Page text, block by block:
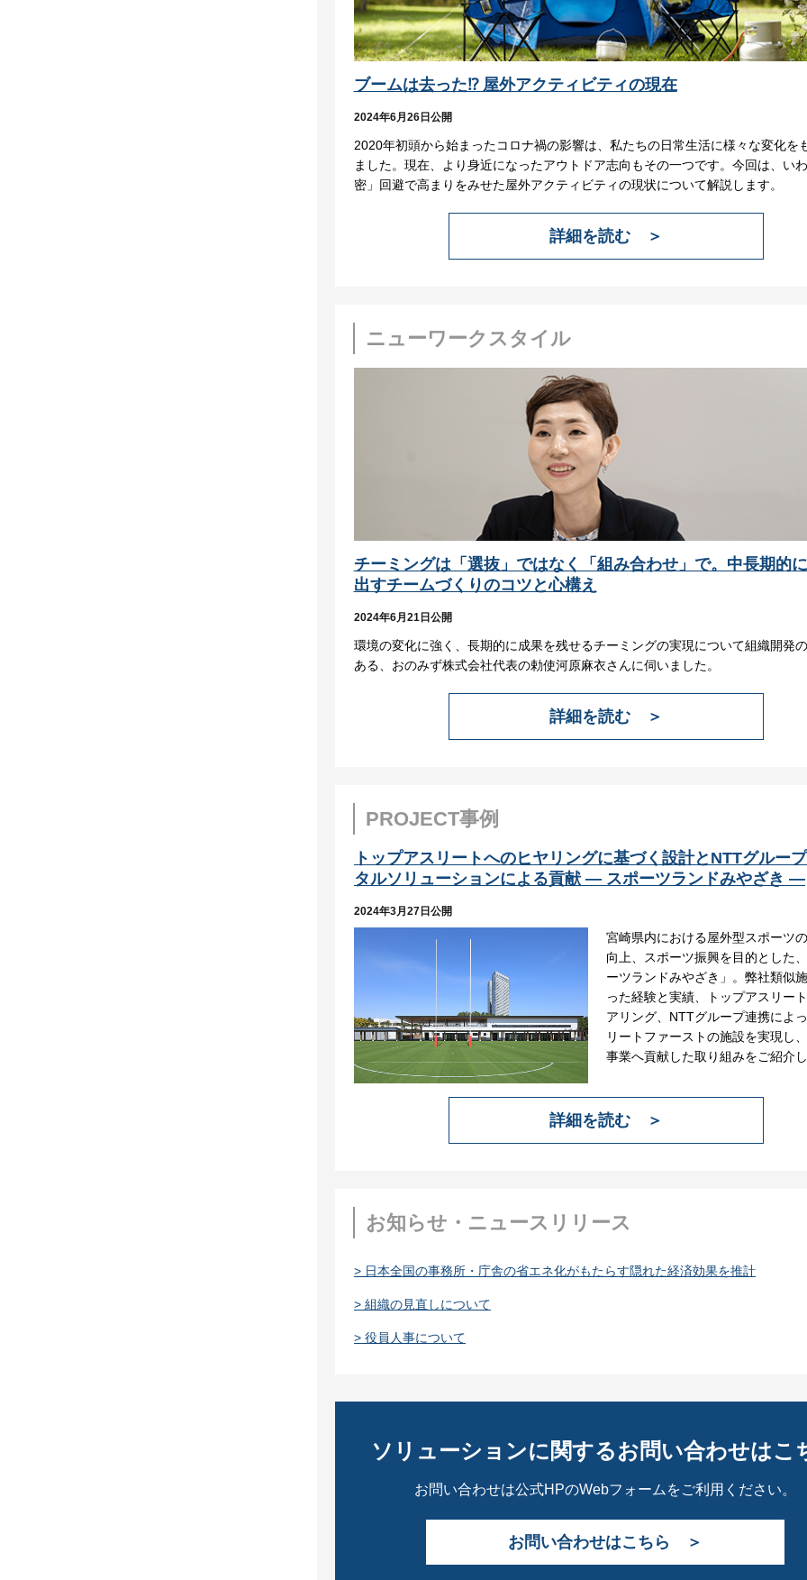
ブームは去った⁉ 屋外アクティビティの現在
2024年6月26日公開
2020年初頭から始まったコロナ禍の影響は、私たちの日常生活に様々な変化を
ました。現在、より身近になったアウトドア志向もその一つです。今回は、い
密」回避で高まりをみせた屋外アクティビティの現状について解説します。
詳細を読む ＞
ニューワークスタイル
チーミングは「選抜」ではなく「組み合わせ」で。中長期的
出すチームづくりのコツと心構え
2024年6月21日公開
環境の変化に強く、長期的に成果を残せるチーミングの実現について組織開発
ある、おのみず株式会社代表の勅使河原麻衣さんに伺いました。
詳細を読む ＞
PROJECT事例
トップアスリートへのヒヤリングに基づく設計とNTTグルー
タルソリューションによる貢献 ― スポーツランドみやざき ―
2024年3月27日公開
宮崎県内における屋外型スポーツ
向上、スポーツ振興を目的とした
ーツランドみやざき」。弊社類似
った経験と実績、トップアスリー
アリング、NTTグループ連携によ
リートファーストの施設を実現し
事業へ貢献した取り組みをご紹介
詳細を読む ＞
お知らせ・ニュースリリース
> 日本全国の事務所・庁舎の省エネ化がもたらす隠れた経済効果を推計
> 組織の見直しについて
> 役員人事について
ソリューションに関するお問い合わせはこ
お問い合わせは公式HPのWebフォームをご利用ください。
お問い合わせはこちら ＞